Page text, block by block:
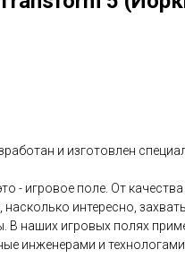
и изготовлен
- игровое поле. От
насколько интересно,
В наших игровых полях
инженерами и